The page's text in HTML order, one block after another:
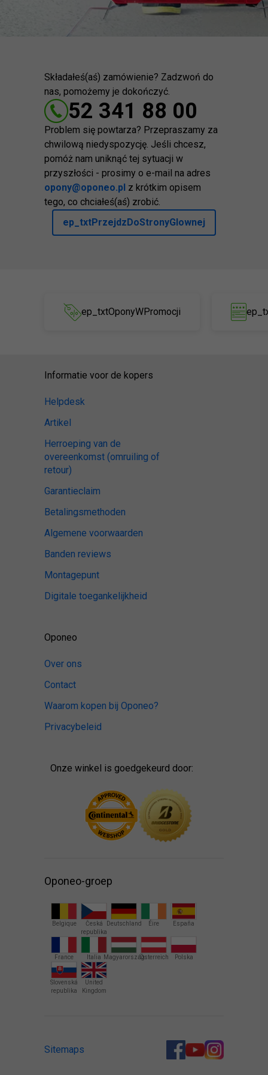
Składałeś(aś) zamówienie? Zadzwoń do
nas, pomożemy je dokończyć.
52 341 88 00
Problem się powtarza? Przepraszamy za
chwilową niedyspozycję. Jeśli chcesz,
pomóż nam uniknąć tej sytuacji w
przyszłości - prosimy o e-mail na adres
opony@oponeo.pl z krótkim opisem
tego, co chciałeś(aś) zrobić.
ep_txtPrzejdzDoStronyGlownej
ep_txtOponyWPromocji
Informatie voor de kopers
Helpdesk
Artikel
Herroeping van de
overeenkomst (omruiling of
retour)
Garantieclaim
Betalingsmethoden
Algemene voorwaarden
Banden reviews
Montagepunt
Digitale toegankelijkheid
Oponeo
Over ons
Contact
Waarom kopen bij Oponeo?
Privacybeleid
Onze winkel is goedgekeurd door:
Oponeo-groep
Belgique
Česká
republika
Deutschland Éire España
France Italia MagyarországÖsterreich Polska
Slovenská
republika
United
Kingdom
Sitemaps